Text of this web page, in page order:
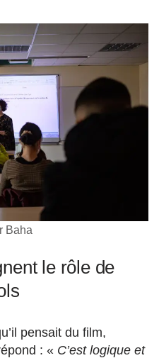
Baha
le rôle de
pensait du film,
: « C’est logique et